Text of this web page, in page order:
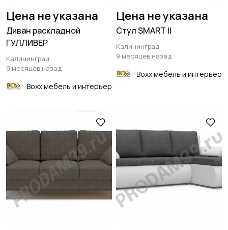
Цена не указана
Диван раскладной
ГУЛЛИВЕР
Калининград
9 месяцев назад
Boxx мебель и интерьер
Цена не указана
Стул SMART II
Калининград
9 месяцев назад
Boxx мебель и интерьер